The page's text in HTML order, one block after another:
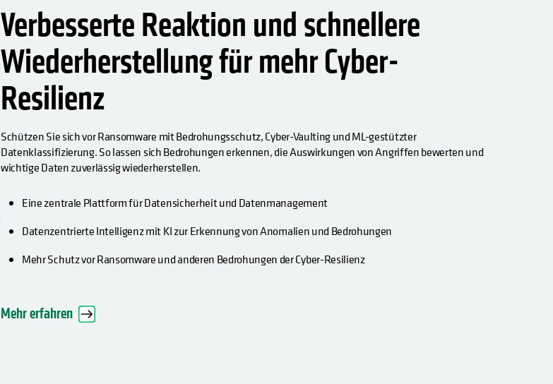
Verbesserte Reaktion und schnellere
Wiederherstellung für mehr Cyber-
Resilienz
Schützen Sie sich vor Ransomware mit Bedrohungsschutz, Cyber-Vaulting und ML-gestützter
Datenklassifizierung. So lassen sich Bedrohungen erkennen, die Auswirkungen von Angriffen bewerten und
wichtige Daten zuverlässig wiederherstellen.
Eine zentrale Plattform für Datensicherheit und Datenmanagement
Datenzentrierte Intelligenz mit KI zur Erkennung von Anomalien und Bedrohungen
Mehr Schutz vor Ransomware und anderen Bedrohungen der Cyber-Resilienz
Mehr erfahren